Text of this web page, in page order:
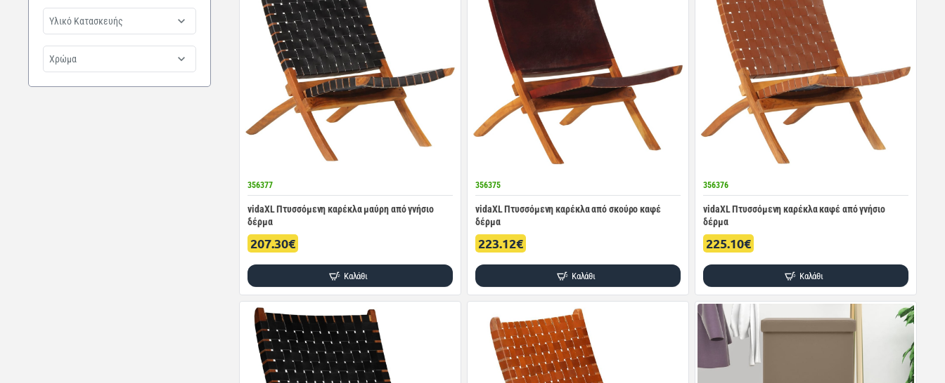
Υλικό Κατασκευής
Χρώμα
356377
vidaXL Πτυσσόμενη καρέκλα μαύρη από γνήσιο
δέρμα
207.30€
Καλάθι
356375
vidaXL Πτυσσόμενη καρέκλα από σκούρο καφέ
δέρμα
223.12€
Καλάθι
356376
vidaXL Πτυσσόμενη καρέκλα καφέ από γνήσιο
δέρμα
225.10€
Καλάθι